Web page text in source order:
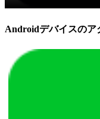
Androidデバイスのア